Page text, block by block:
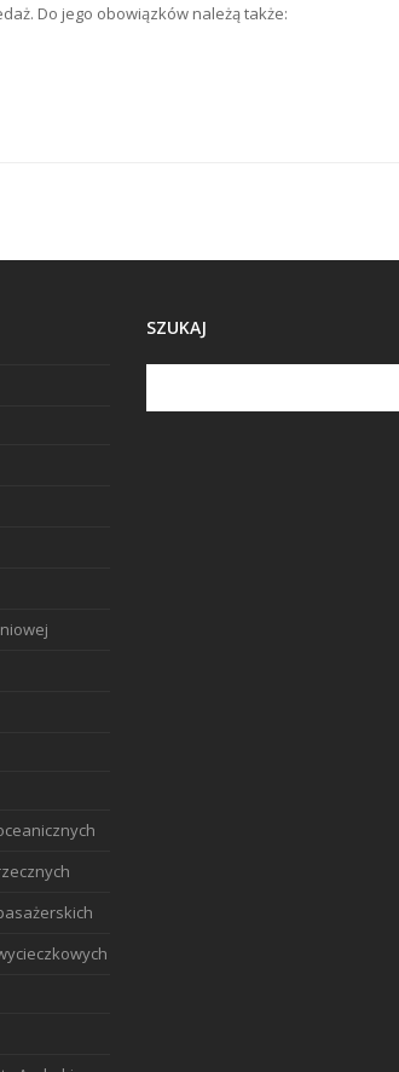
Do jego obowiązków należą także:
SZUKAJ